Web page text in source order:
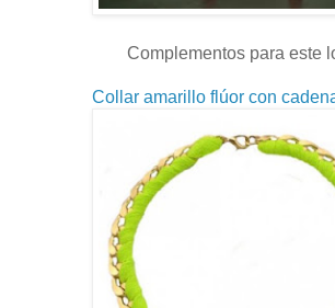
Complementos para este
Collar amarillo flúor con